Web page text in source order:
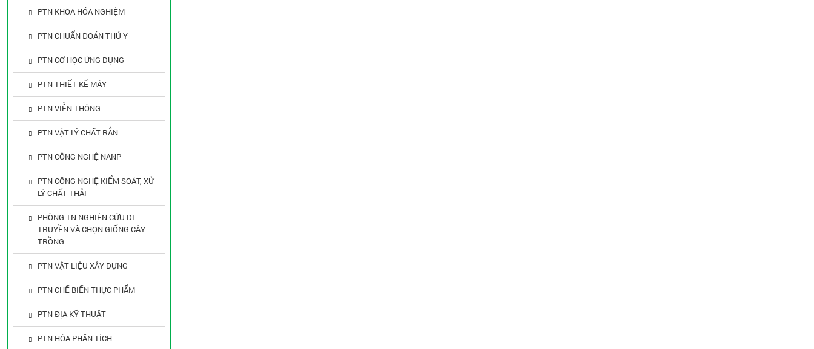
PTN KHOA HÓA NGHIỆM
PTN CHUẨN ĐOÁN THÚ Y
PTN CƠ HỌC ỨNG DỤNG
PTN THIẾT KẾ MÁY
PTN VIỄN THÔNG
PTN VẬT LÝ CHẤT RẮN
PTN CÔNG NGHỆ NANP
PTN CÔNG NGHỆ KIỂM SOÁT, XỬ
LÝ CHẤT THẢI
PHÒNG TN NGHIÊN CỨU DI
TRUYỀN VÀ CHỌN GIỐNG CÂY
TRỒNG
PTN VẬT LIỆU XÂY DỰNG
PTN CHẾ BIẾN THỰC PHẨM
PTN ĐỊA KỸ THUẬT
PTN HÓA PHÂN TÍCH